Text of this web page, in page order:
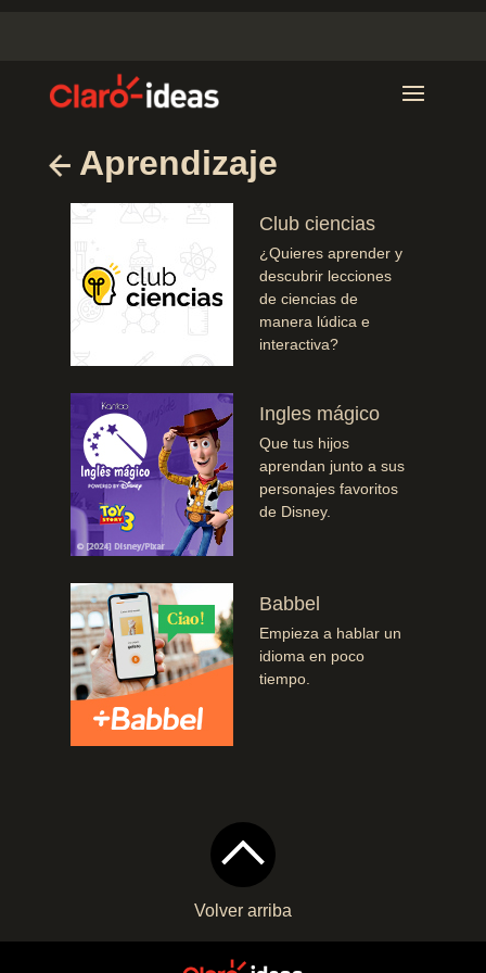
Aprendizaje
Club ciencias
¿Quieres aprender y
descubrir lecciones
de ciencias de
manera lúdica e
interactiva?
Ingles mágico
Que tus hijos
aprendan junto a sus
personajes favoritos
de Disney.
Babbel
Empieza a hablar un
idioma en poco
tiempo.
Volver arriba